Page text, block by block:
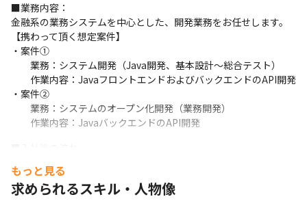
■業務内容：
金融系の業務システムを中心とした、開発業務をお任せします。
【携わって頂く想定案件】
・案件①
業務：システム開発（Java開発、基本設計～総合テスト）
作業内容：JavaフロントエンドおよびバックエンドのAPI開発
・案件②
業務：システムのオープン化開発（業務開発）
作業内容：JavaバックエンドのAPI開発
・入社直後：リーダーとして参画。数名の管理を担当してもらい
ながら自身のタスクもこなしてもらう。
もっと見る
求められるスキル・人物像